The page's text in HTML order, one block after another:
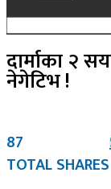
दार्माका २
नेगेटिभ !
87
TOTAL SHARES